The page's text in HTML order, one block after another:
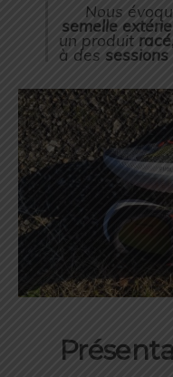
Nous
semelle
un produit
à des